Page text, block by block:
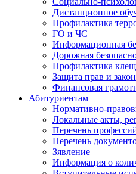
Дистанционное
Профилактика
ГО и ЧС
Информационная
Дорожная
Профилактика
Защита прав и
Финансовая
Абитуриентам
Нормативно-
Локальные акты,
Перечень
Перечень
Зявление
Информация о